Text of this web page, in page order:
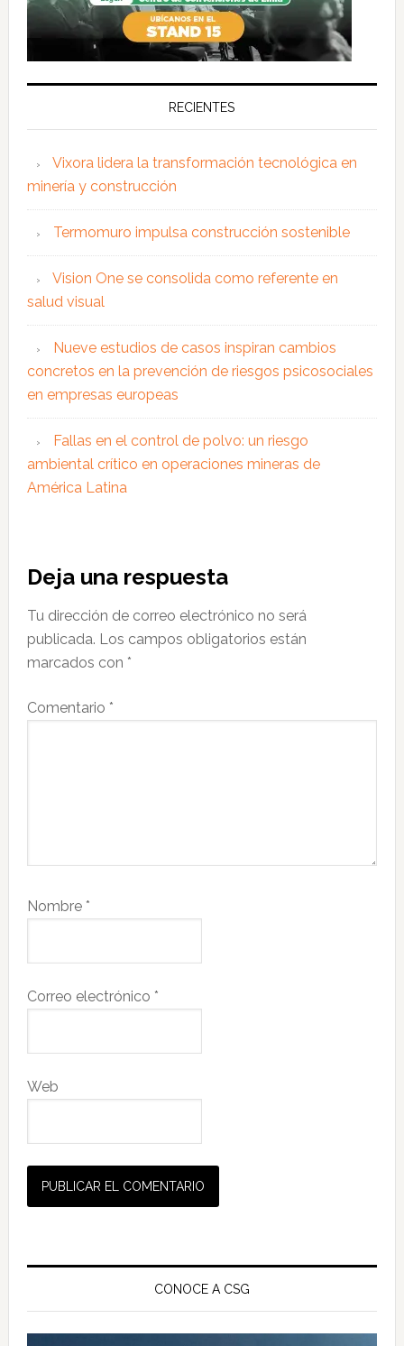
RECIENTES
Vixora lidera la transformación tecnológica en
minería y construcción
Termomuro impulsa construcción sostenible
Vision One se consolida como referente en
salud visual
Nueve estudios de casos inspiran cambios
concretos en la prevención de riesgos psicosociales
en empresas europeas
Fallas en el control de polvo: un riesgo
ambiental crítico en operaciones mineras de
América Latina
Interacciones
con
los
lectores
Deja una respuesta
Tu dirección de correo electrónico no será
publicada. Los campos obligatorios están
marcados con *
Comentario *
Nombre *
Correo electrónico *
Web
Barra
principal
CONOCE A CSG